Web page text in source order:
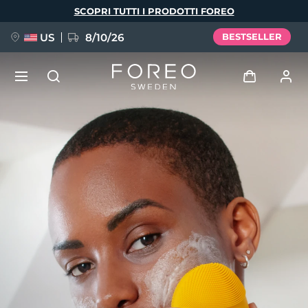
SCOPRI TUTTI I PRODOTTI FOREO
US 8/10/26 BESTSELLER
Profilo utente
I miei dispositivi
I miei ordini
I miei indirizzi
I miei abbonamenti
NUOVO
FAQ™ Pure Beauty-Tech Elixir
BREAKING NEWS
issa™ Teeth Whitening Set
Lingua
English Deutsch
Español
Français
Italiano
Português
Svenska
Русский
Türkçe
简体中文 繁體中文